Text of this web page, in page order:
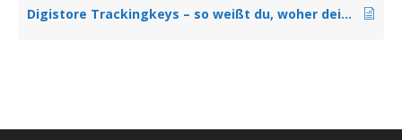
Digistore Trackingkeys – so weißt du, woher dein Käufer kam